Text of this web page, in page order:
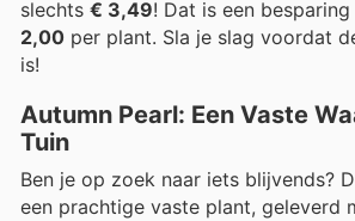
slechts € 3,49! Dat is een
2,00 per plant. Sla je slag voordat
is!
Autumn Pearl: Een Vaste
Tuin
Ben je op zoek naar iets blijvends?
een prachtige vaste plant, geleverd